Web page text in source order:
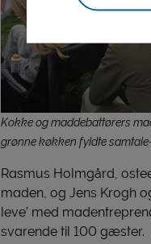
Kokke og maddebattørers
grønne køkken fyldte
Rasmus Holmgård,
maden, og Jens Krogh
leve’ med
svarende til 100 gæster.